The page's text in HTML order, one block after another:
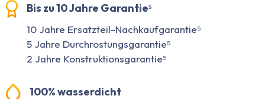
Bis zu 10 Jahre Garantie⁵
10 Jahre Ersatzteil-Nachkaufgarantie⁵
5 Jahre Durchrostungsgarantie⁵
2 Jahre Konstruktionsgarantie⁵
100% wasserdicht